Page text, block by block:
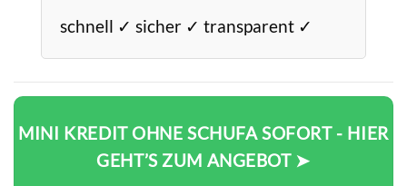
schnell ✓ sicher ✓ transparent ✓
MINI KREDIT OHNE SCHUFA SOFORT - HIER
GEHT’S ZUM ANGEBOT ➤